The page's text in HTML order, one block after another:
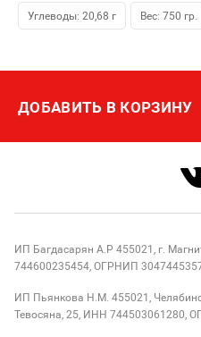
Углеводы: 20,68 г Вес: 750 гр.
ДОБАВИТЬ В КОРЗИНУ
ИП Багдасарян А.Р 455021, г.
744600235454, ОГРНИП
ИП Пьянкова Н.М. 455021,
Тевосяна, 25, ИНН 744503061280,